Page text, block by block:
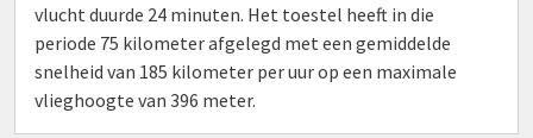
vlucht duurde 24 minuten. Het toestel heeft in die
periode 75 kilometer afgelegd met een gemiddelde
snelheid van 185 kilometer per uur op een maximale
vlieghoogte van 396 meter.